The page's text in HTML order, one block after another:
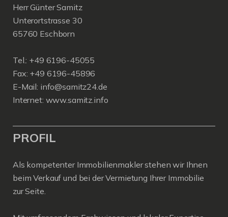
Herr Günter Samitz
Unterortstrasse 30
65760 Eschborn
Tel.: +49 6196-45055
Fax: +49 6196-45896
E-Mail: info@samitz24.de
Internet: www.samitz.info
PROFIL
Als kompetenter Immobilienmakler stehen wir Ihnen
beim Verkauf und bei der Vermietung Ihrer Immobilie
zur Seite.